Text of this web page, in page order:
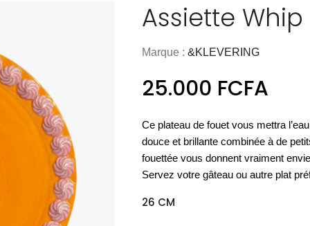
meubles
D'appoint
DÉCOUVRIR
NOUVEAU
Les vases
de sol
DÉCOUVRIR
ART DE LA TABLE
Espace
verrerie
DÉCOUVRIR ACCESSOIRES
L'essentiel
cuisine
DÉCOUVRIR ACCESSOIRES
ACCESSOIRES
Nos housses
de couette
DÉCOUVRIR
COLLECTION
Les sprays
d'ambiance
DÉCOUVRIR
BIEN-ÊTRE
Espace
bien-être
DÉCOUVRIR
UTILITAIRES
essentiels
outdoor
DÉCOUVRIR
LUMINAIRE OUTDOOR
PAPETERIE
Nos cartes
de voeux
DÉCOUVRIR
ART & CULTURE
Assiette
Marque :&KLEVERING
25.000 FCFA
Ce plateau de fouet vous mettra
douce et brillante combinée à de
fouettée vous donnent vraiment
Servez votre gâteau ou autre plat
26 CM